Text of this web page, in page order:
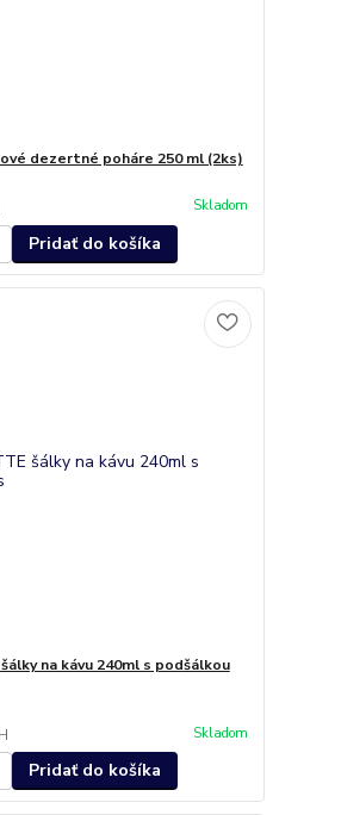
dezertné poháre 250 ml (2ks)
Skladom
Pridať do košíka
na kávu 240ml s podšálkou
Skladom
Pridať do košíka